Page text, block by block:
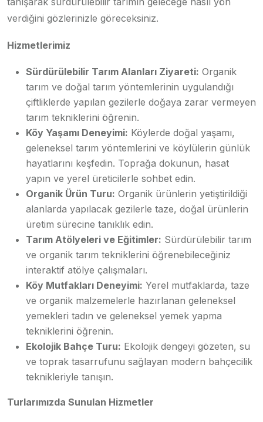
verdiğini gözlerinizle göreceksiniz.
Hizmetlerimiz
Sürdürülebilir Tarım Alanları Ziyareti: Organik
tarım ve doğal tarım yöntemlerinin uygulandığı
çiftliklerde yapılan gezilerle doğaya zarar vermeyen
tarım tekniklerini öğrenin.
Köy Yaşamı Deneyimi: Köylerde doğal yaşamı,
geleneksel tarım yöntemlerini ve köylülerin günlük
hayatlarını keşfedin. Toprağa dokunun, hasat
yapın ve yerel üreticilerle sohbet edin.
Organik Ürün Turu: Organik ürünlerin yetiştirildiği
alanlarda yapılacak gezilerle taze, doğal ürünlerin
üretim sürecine tanıklık edin.
Tarım Atölyeleri ve Eğitimler: Sürdürülebilir tarım
ve organik tarım tekniklerini öğrenebileceğiniz
interaktif atölye çalışmaları.
Köy Mutfakları Deneyimi: Yerel mutfaklarda, taze
ve organik malzemelerle hazırlanan geleneksel
yemekleri tadın ve geleneksel yemek yapma
tekniklerini öğrenin.
Ekolojik Bahçe Turu: Ekolojik dengeyi gözeten, su
ve toprak tasarrufunu sağlayan modern bahçecilik
teknikleriyle tanışın.
Turlarımızda Sunulan Hizmetler